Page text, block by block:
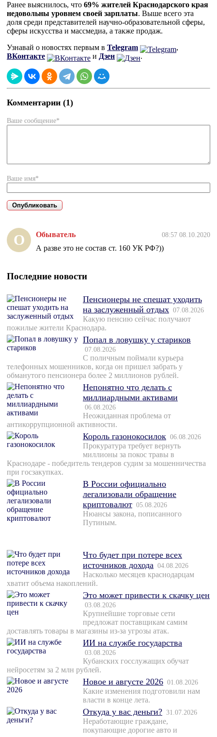
Ранее выяснилось, что 69% жителей Краснодарского края
недовольны уровнем своей зарплаты. Выше всего эта
доля среди представителей научно-образовательной сферы,
сферы искусства и массмедиа, а также продаж.
Узнавай о новостях первым в Telegram
,
ВКонтакте
и Дзен .
Комментарии (1)
Ваше сообщение*
Ваше имя*
О Обыватель 08:57 08.10.2020
А разве это не состав ст. 160 УК РФ?))
Последние новости
Пенсионеры не спешат уходить
на заслуженный отдых 07.08.2026
Какую пенсию сейчас получают
пожилые жители Краснодара.
Попал в ловушку у стариков
07.08.2026
С поличным поймали курьера
телефонных мошенников, когда он пришел забрать у
обманутого пенсионера более 2 миллионов рублей.
Непонятно что делать с
миллиардными активами
06.08.2026
Неожиданная проблема от
антикоррупционной активности.
Король газонокосилок 06.08.2026
Прокуратура требует вернуть
миллионы за покос травы в
Краснодаре - победитель тендеров судим за мошенничества
при госзакупках.
В России официально
легализовали обращение
криптовалют 05.08.2026
Нюансы закона, пописанного
Путиным.
Что будет при потере всех
источников дохода 04.08.2026
Насколько месяцев краснодарцам
хватит объема накоплений.
Это может привести к скачку цен
03.08.2026
Крупнейшие торговые сети
предложат поставщикам самим
доставлять товары в магазины из-за угрозы атак.
ИИ на службе государства
03.08.2026
Кубанских госслужащих обучат
нейросетям за 2 млн рублей.
Новое и августе 2026 01.08.2026
Какие изменения подготовили нам
власти в конце лета.
Откуда у вас деньги? 31.07.2026
Неработающие граждане,
покупающие дорогие авто и